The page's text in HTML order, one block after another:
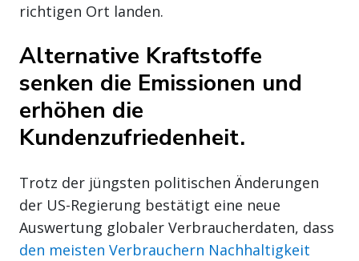
richtigen Ort landen.
Alternative Kraftstoffe
senken die Emissionen und
erhöhen die
Kundenzufriedenheit.
Trotz der jüngsten politischen Änderungen
der US-Regierung bestätigt eine neue
Auswertung globaler Verbraucherdaten, dass
den meisten Verbrauchern Nachhaltigkeit